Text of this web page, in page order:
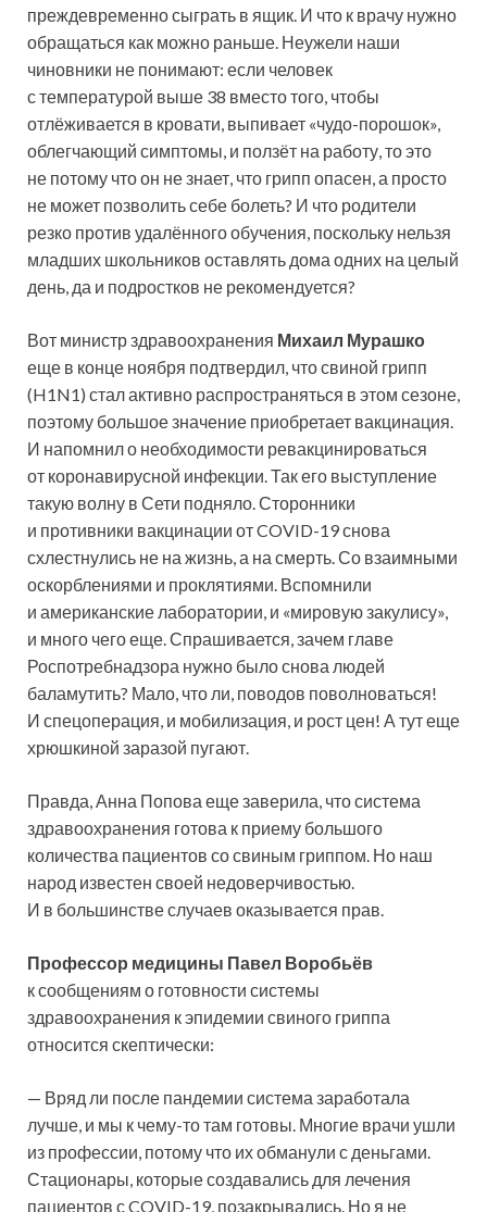
преждевременно сыграть в ящик. И что к врачу нужно
обращаться как можно раньше. Неужели наши
чиновники не понимают: если человек
с температурой выше 38 вместо того, чтобы
отлёживается в кровати, выпивает «чудо-порошок»,
облегчающий симптомы, и ползёт на работу, то это
не потому что он не знает, что грипп опасен, а просто
не может позволить себе болеть? И что родители
резко против удалённого обучения, поскольку нельзя
младших школьников оставлять дома одних на целый
день, да и подростков не рекомендуется?
Вот министр здравоохранения Михаил Мурашко
еще в конце ноября подтвердил, что свиной грипп
(H1N1) стал активно распространяться в этом сезоне,
поэтому большое значение приобретает вакцинация.
И напомнил о необходимости ревакцинироваться
от коронавирусной инфекции. Так его выступление
такую волну в Сети подняло. Сторонники
и противники вакцинации от COVID-19 снова
схлестнулись не на жизнь, а на смерть. Со взаимными
оскорблениями и проклятиями. Вспомнили
и американские лаборатории, и «мировую закулису»,
и много чего еще. Спрашивается, зачем главе
Роспотребнадзора нужно было снова людей
баламутить? Мало, что ли, поводов поволноваться!
И спецоперация, и мобилизация, и рост цен! А тут еще
хрюшкиной заразой пугают.
Правда, Анна Попова еще заверила, что система
здравоохранения готова к приему большого
количества пациентов со свиным гриппом. Но наш
народ известен своей недоверчивостью.
И в большинстве случаев оказывается прав.
Профессор медицины Павел Воробьёв
к сообщениям о готовности системы
здравоохранения к эпидемии свиного гриппа
относится скептически:
— Вряд ли после пандемии система заработала
лучше, и мы к чему-то там готовы. Многие врачи ушли
из профессии, потому что их обманули с деньгами.
Стационары, которые создавались для лечения
пациентов с COVID-19, позакрывались. Но я не